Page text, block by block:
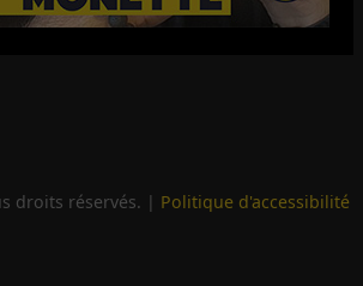
droits réservés. | Politique d'accessibilité